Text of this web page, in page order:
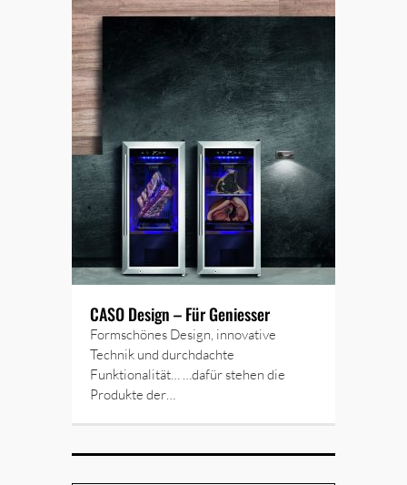
CASO Design – Für Geniesser
Formschönes Design, innovative
Technik und durchdachte
Funktionalität… …dafür stehen die
Produkte der…